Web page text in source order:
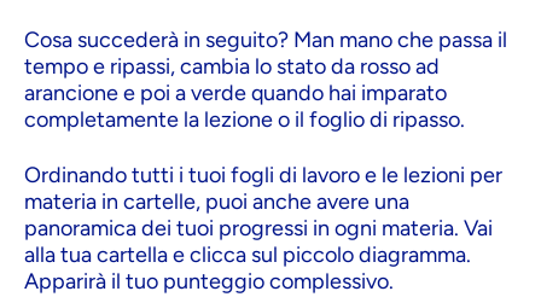
Cosa succederà in seguito? Man mano che passa il
tempo e ripassi, cambia lo stato da rosso ad
arancione e poi a verde quando hai imparato
completamente la lezione o il foglio di ripasso.
Ordinando tutti i tuoi fogli di lavoro e le lezioni per
materia in cartelle, puoi anche avere una
panoramica dei tuoi progressi in ogni materia. Vai
alla tua cartella e clicca sul piccolo diagramma.
Apparirà il tuo punteggio complessivo.